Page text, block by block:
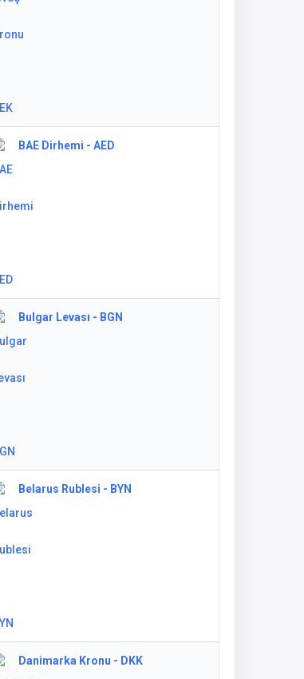
BAE Dirhemi - AED
Bulgar Levası - BGN
Belarus Rublesi - BYN
Danimarka Kronu - DKK